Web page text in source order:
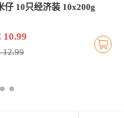
仔 10只经济装 10x200g
10.99
12.99